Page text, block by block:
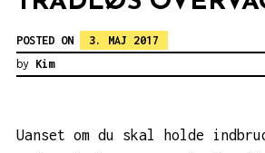
POSTED ON
3. MAJ 2017
by Kim
Uanset om du skal holde